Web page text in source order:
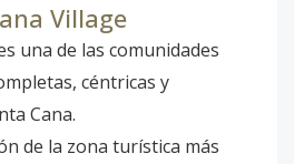
Village
una de las comunidades
céntricas y
Cana.
de la zona turística más